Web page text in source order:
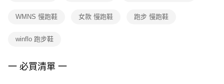
權轉讓予恩沛科技股份有限公司。
３．未成年的使用者請事先徵得法定代理人或監護人之同意方可使用
４．使用「AFTEE先享後付」時，將依據個別帳號之用戶狀況，依本公司即
WMNS 慢跑鞋 女款 慢跑鞋 跑步 慢跑鞋
winflo 跑步鞋
一 必買清單 一